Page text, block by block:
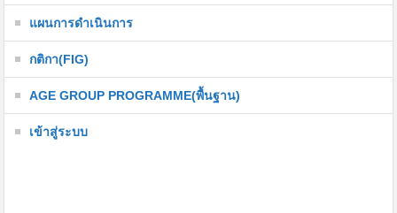
แผนการดำเนินการ
กติกา(FIG)
AGE GROUP PROGRAMME(พื้นฐาน)
เข้าสู่ระบบ